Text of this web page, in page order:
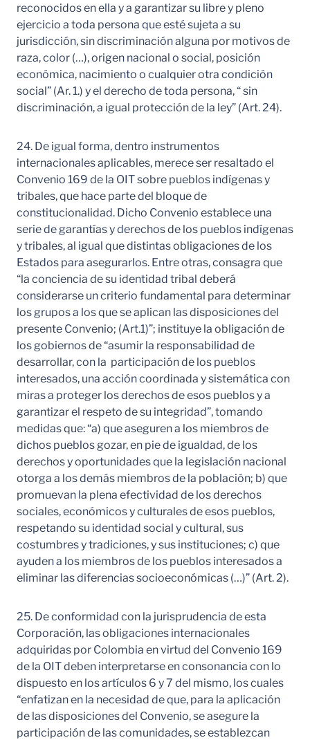
reconocidos en ella y a garantizar su libre y pleno
ejercicio a toda persona que esté sujeta a su
jurisdicción, sin discriminación alguna por motivos de
raza, color (…), origen nacional o social, posición
económica, nacimiento o cualquier otra condición
social” (Ar. 1.) y el derecho de toda persona, “ sin
discriminación, a igual protección de la ley” (Art. 24).
24. De igual forma, dentro instrumentos
internacionales aplicables, merece ser resaltado el
Convenio 169 de la OIT sobre pueblos indígenas y
tribales, que hace parte del bloque de
constitucionalidad. Dicho Convenio establece una
serie de garantías y derechos de los pueblos indígenas
y tribales, al igual que distintas obligaciones de los
Estados para asegurarlos. Entre otras, consagra que
“la conciencia de su identidad tribal deberá
considerarse un criterio fundamental para determinar
los grupos a los que se aplican las disposiciones del
presente Convenio; (Art.1)”; instituye la obligación de
los gobiernos de “asumir la responsabilidad de
desarrollar, con la participación de los pueblos
interesados, una acción coordinada y sistemática con
miras a proteger los derechos de esos pueblos y a
garantizar el respeto de su integridad”, tomando
medidas que: “a) que aseguren a los miembros de
dichos pueblos gozar, en pie de igualdad, de los
derechos y oportunidades que la legislación nacional
otorga a los demás miembros de la población; b) que
promuevan la plena efectividad de los derechos
sociales, económicos y culturales de esos pueblos,
respetando su identidad social y cultural, sus
costumbres y tradiciones, y sus instituciones; c) que
ayuden a los miembros de los pueblos interesados a
eliminar las diferencias socioeconómicas (…)” (Art. 2).
25. De conformidad con la jurisprudencia de esta
Corporación, las obligaciones internacionales
adquiridas por Colombia en virtud del Convenio 169
de la OIT deben interpretarse en consonancia con lo
dispuesto en los artículos 6 y 7 del mismo, los cuales
“enfatizan en la necesidad de que, para la aplicación
de las disposiciones del Convenio, se asegure la
participación de las comunidades, se establezcan